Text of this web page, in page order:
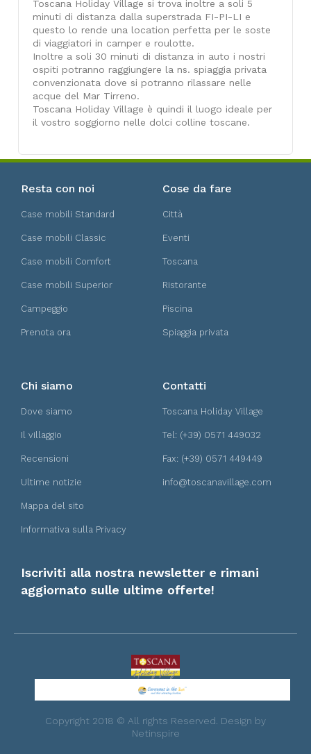
Toscana Holiday Village si trova inoltre a soli 5
minuti di distanza dalla superstrada FI-PI-LI e
questo lo rende una location perfetta per le soste
di viaggiatori in camper e roulotte.
Inoltre a soli 30 minuti di distanza in auto i nostri
ospiti potranno raggiungere la ns. spiaggia privata
convenzionata dove si potranno rilassare nelle
acque del Mar Tirreno.
Toscana Holiday Village è quindi il luogo ideale per
il vostro soggiorno nelle dolci colline toscane.
Resta con noi
Case mobili Standard
Case mobili Classic
Case mobili Comfort
Case mobili Superior
Campeggio
Prenota ora
Cose da fare
Città
Eventi
Toscana
Ristorante
Piscina
Spiaggia privata
Chi siamo
Dove siamo
Il villaggio
Recensioni
Ultime notizie
Mappa del sito
Informativa sulla Privacy
Contatti
Toscana Holiday Village
Tel: (+39) 0571 449032
Fax: (+39) 0571 449449
info@toscanavillage.com
Iscriviti alla nostra newsletter e rimani
aggiornato sulle ultime offerte!
Copyright 2018 © All rights Reserved. Design by
Netinspire